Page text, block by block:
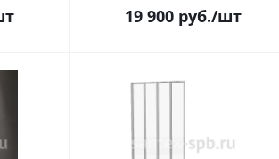
19 900 руб./шт